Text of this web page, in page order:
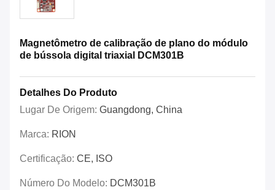
Magnetômetro de calibração de plano do módulo
de bússola digital triaxial DCM301B
Detalhes Do Produto
Lugar De Origem: Guangdong, China
Marca: RION
Certificação: CE, ISO
Número Do Modelo: DCM301B